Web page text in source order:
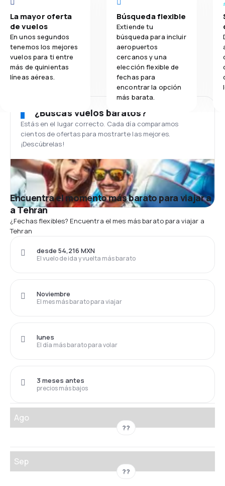
La mayor oferta
de vuelos
En unos segundos
tenemos los mejores
vuelos para ti entre
más de quinientas
líneas aéreas.
Búsqueda flexible
Extiende tu
búsqueda para incluir
aeropuertos
cercanos y una
elección flexible de
fechas para
encontrar la opción
más barata.
¿Buscas vuelos baratos?
Estás en el lugar correcto. Cada día comparamos
cientos de ofertas para mostrarte las mejores.
¡Descúbrelas!
Encuentra el momento más barato para viajar a
a Tehran
¿Fechas flexibles? Encuentra el mes más barato para viajar a
Tehran
El vuelo de ida y vuelta más barato
desde 54,216 MXN
El mes más barato para viajar
Noviembre
El día más barato para volar
lunes
precios más bajos
3 meses antes
Ago
??
Sep
??